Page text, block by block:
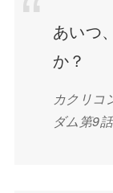
あいつ
か？
カクリコ
ダム第9